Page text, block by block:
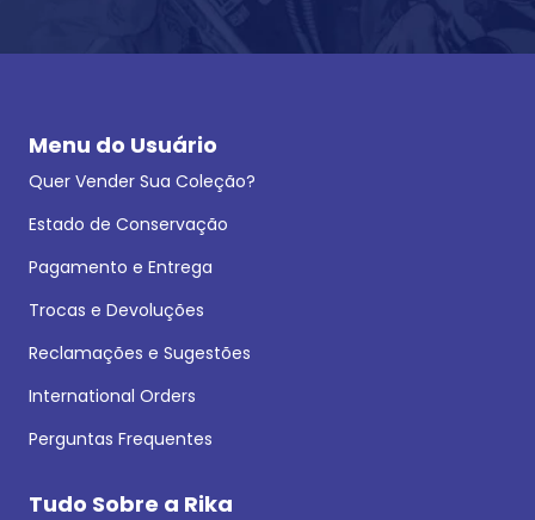
Menu do Usuário
Quer Vender Sua Coleção?
Estado de Conservação
Pagamento e Entrega
Trocas e Devoluções
Reclamações e Sugestões
International Orders
Perguntas Frequentes
Tudo Sobre a Rika